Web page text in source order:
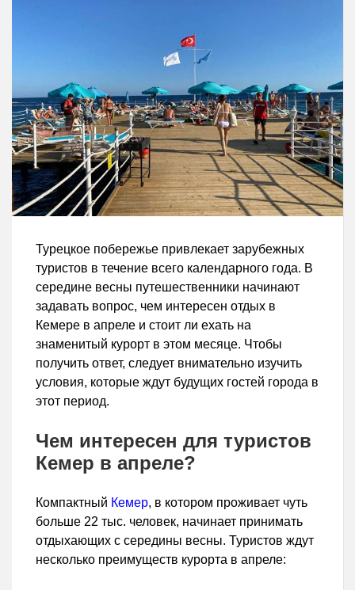
Турецкое побережье привлекает зарубежных
туристов в течение всего календарного года. В
середине весны путешественники начинают
задавать вопрос, чем интересен отдых в
Кемере в апреле и стоит ли ехать на
знаменитый курорт в этом месяце. Чтобы
получить ответ, следует внимательно изучить
условия, которые ждут будущих гостей города в
этот период.
Чем интересен для туристов
Кемер в апреле?
Компактный Кемер, в котором проживает чуть
больше 22 тыс. человек, начинает принимать
отдыхающих с середины весны. Туристов ждут
несколько преимуществ курорта в апреле: